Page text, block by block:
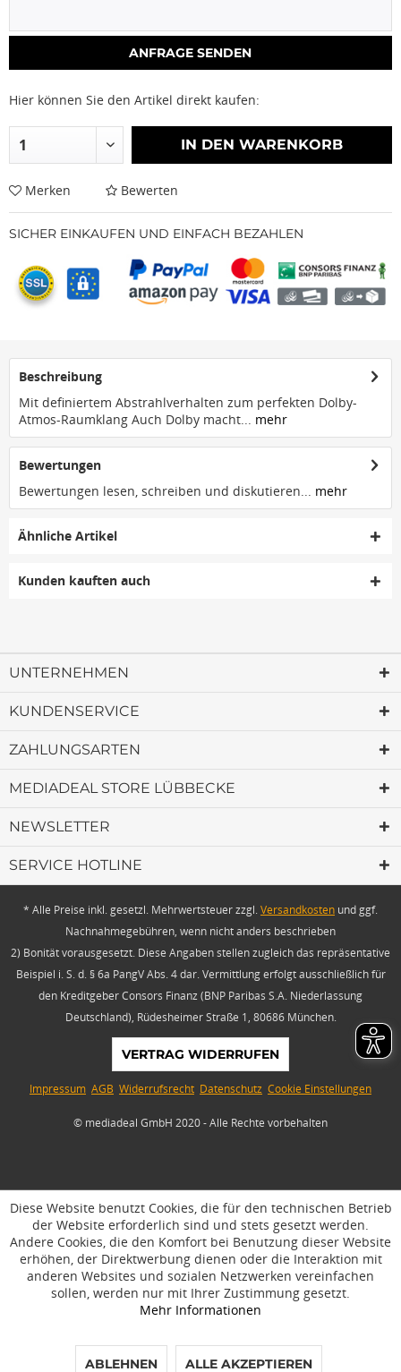
Hier können Sie den Artikel direkt kaufen:
IN DEN WARENKORB
Merken Bewerten
SICHER EINKAUFEN UND EINFACH BEZAHLEN
Beschreibung
Mit definiertem Abstrahlverhalten zum perfekten Dolby-
Atmos-Raumklang Auch Dolby macht... mehr
Bewertungen
Bewertungen lesen, schreiben und diskutieren... mehr
Ähnliche Artikel
Kunden kauften auch
UNTERNEHMEN
KUNDENSERVICE
ZAHLUNGSARTEN
MEDIADEAL STORE LÜBBECKE
NEWSLETTER
SERVICE HOTLINE
* Alle Preise inkl. gesetzl. Mehrwertsteuer zzgl.Versandkosten und ggf.
Nachnahmegebühren, wenn nicht anders beschrieben
2) Bonität vorausgesetzt. Diese Angaben stellen zugleich das repräsentative
Beispiel i. S. d. § 6a PangV Abs. 4 dar. Vermittlung erfolgt ausschließlich für
den Kreditgeber Consors Finanz (BNP Paribas S.A. Niederlassung
Deutschland), Rüdesheimer Straße 1, 80686 München.
VERTRAG WIDERRUFEN
Impressum AGB Widerrufsrecht Datenschutz Cookie Einstellungen
© mediadeal GmbH 2020 - Alle Rechte vorbehalten
Diese Website benutzt Cookies, die für den technischen Betrieb
der Website erforderlich sind und stets gesetzt werden.
Andere Cookies, die den Komfort bei Benutzung dieser Website
erhöhen, der Direktwerbung dienen oder die Interaktion mit
anderen Websites und sozialen Netzwerken vereinfachen
sollen, werden nur mit Ihrer Zustimmung gesetzt.
Mehr Informationen
ABLEHNEN ALLE AKZEPTIEREN